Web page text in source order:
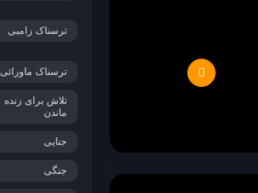
ترسناک زامبی
ترسناک ماورائی
تلاش برای زنده
ماندن
جنایی
جنگی